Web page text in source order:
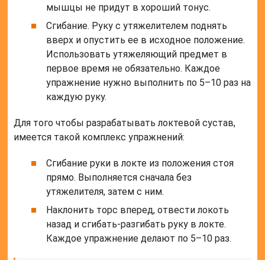
мышцы не придут в хороший тонус.
Сгибание. Руку с утяжелителем поднять
вверх и опустить ее в исходное положение.
Использовать утяжеляющий предмет в
первое время не обязательно. Каждое
упражнение нужно выполнить по 5–10 раз на
каждую руку.
Для того чтобы разрабатывать локтевой сустав,
имеется такой комплекс упражнений:
Сгибание руки в локте из положения стоя
прямо. Выполняется сначала без
утяжелителя, затем с ним.
Наклонить торс вперед, отвести локоть
назад и сгибать-разгибать руку в локте.
Каждое упражнение делают по 5–10 раз.